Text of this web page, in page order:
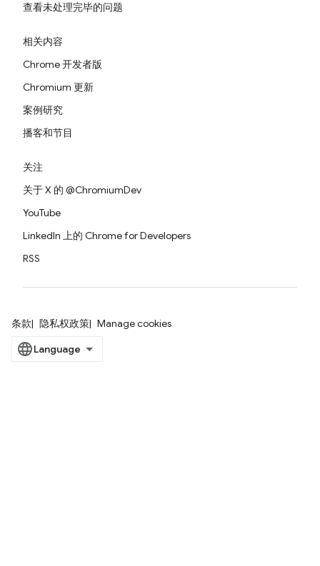
查看未处理完毕的问题
相关内容
Chrome 开发者版
Chromium 更新
案例研究
播客和节目
关注
关于 X 的 @ChromiumDev
YouTube
LinkedIn 上的 Chrome for Developers
RSS
条款 隐私权政策 Manage cookies